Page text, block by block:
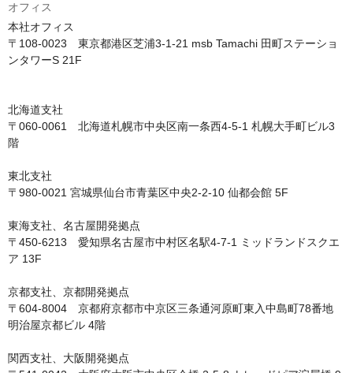
オフィス
本社オフィス
〒108-0023　東京都港区芝浦3-1-21 msb Tamachi 田町ステーショ
ンタワーS 21F
北海道支社
〒060-0061　北海道札幌市中央区南一条西4-5-1 札幌大手町ビル3
階
東北支社
〒980-0021 宮城県仙台市青葉区中央2-2-10 仙都会館 5F
東海支社、名古屋開発拠点
〒450-6213　愛知県名古屋市中村区名駅4-7-1 ミッドランドスクエ
ア 13F
京都支社、京都開発拠点
〒604-8004　京都府京都市中京区三条通河原町東入中島町78番地
明治屋京都ビル 4階
関西支社、大阪開発拠点